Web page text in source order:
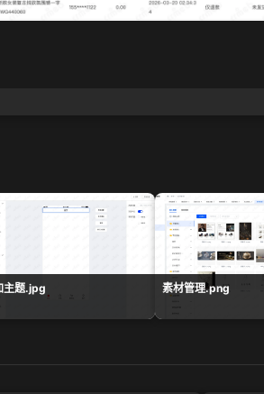
主题.jpg 素材管理.png